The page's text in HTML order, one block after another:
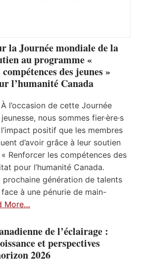
la Journée mondiale de la
au programme «
des jeunes »
l’humanité Canada
l’occasion de cette Journée
nous sommes fier·ère·s
positif que les membres
d’avoir grâce à leur soutien
Renforcer les compétences des
pour l’humanité Canada.
prochaine génération de talents
à une pénurie de main-
More…
de l’éclairage :
et perspectives
2026